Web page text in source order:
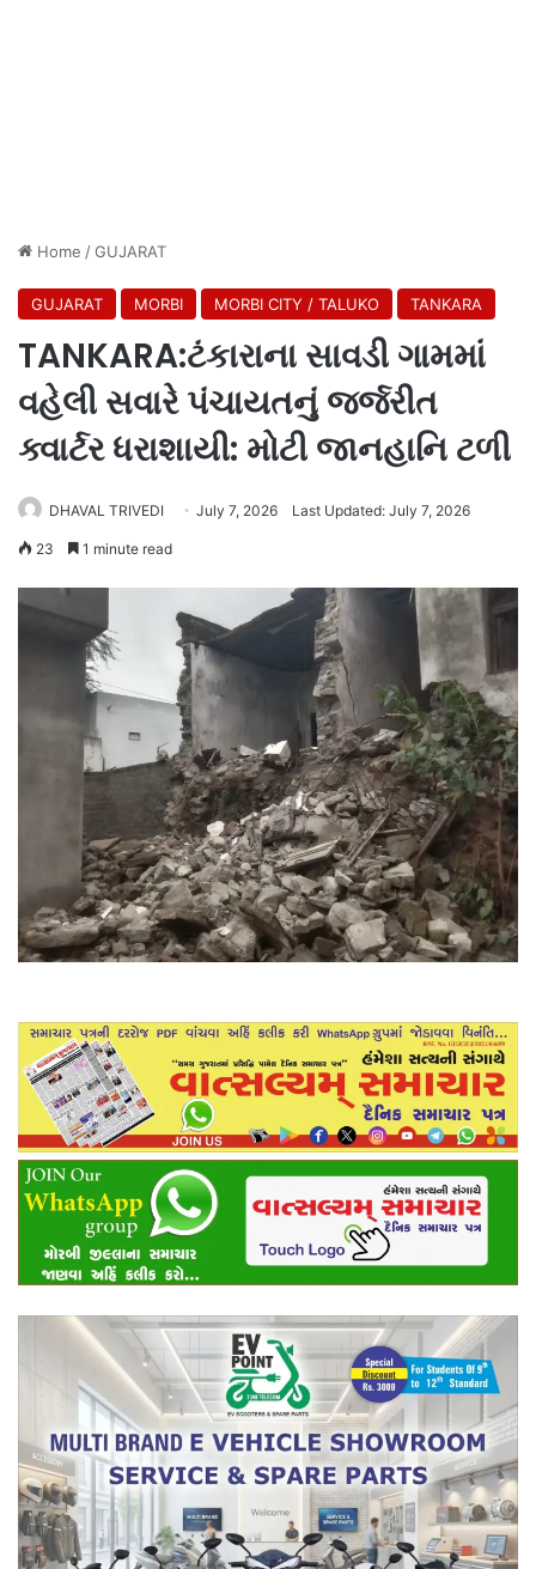
Home /GUJARAT
GUJARAT MORBI MORBI CITY / TALUKO TANKARA
TANKARA:ટંકારાના સાવડી ગામમાં
વહેલી સવારે પંચાયતનું જર્જરીત
ક્વાર્ટર ધરાશાયી: મોટી જાનહાનિ ટળી
DHAVAL TRIVEDI July 7, 2026 Last Updated: July 7, 2026
23 1 minute read